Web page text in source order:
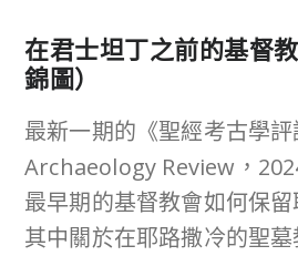
在君士坦丁之前的基督
錦圖）
最新一期的《聖經考古學
Archaeology Review，
最早期的基督教會如何保留
其中關於在耶路撒冷的聖